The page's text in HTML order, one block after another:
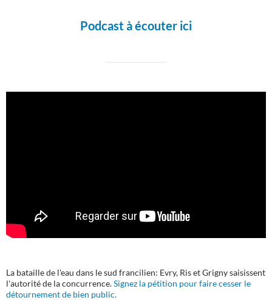
Podcast à écouter ici
La bataille de l'eau dans le sud francilien: Evry, Ris et Grigny saisissent
l'autorité de la concurrence.Signez la pétition pour faire cesser le
détournement de bien public.